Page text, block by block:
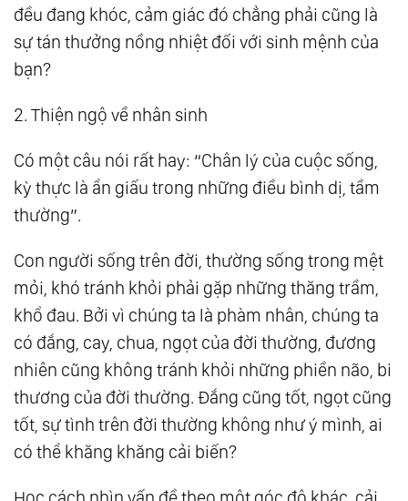
Mệnh Tốt Không Bằng Tâm Tốt
197.Mỉm Cười Dưới Ánh Mặt Trời, Dũng Cảm
Vượt Qua Mưa Gió
đều đang khóc, cảm giác đó chẳng phải cũng là
sự tán thưởng nồng nhiệt đối với sinh mệnh của
bạn?
2. Thiện ngộ về nhân sinh
Có một câu nói rất hay: “Chân lý của cuộc sống,
kỳ thực là ẩn giấu trong những điều bình dị, tầm
thường”.
Con người sống trên đời, thường sống trong mệt
mỏi, khó tránh khỏi phải gặp những thăng trầm,
khổ đau. Bởi vì chúng ta là phàm nhân, chúng ta
có đắng, cay, chua, ngọt của đời thường, đương
nhiên cũng không tránh khỏi những phiền não, bi
thương của đời thường. Đắng cũng tốt, ngọt cũng
tốt, sự tình trên đời thường không như ý mình, ai
có thể khăng khăng cải biến?